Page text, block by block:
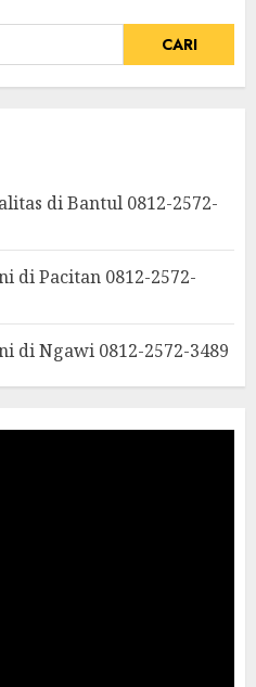
di Bantul 0812-2572-
di Pacitan 0812-2572-
di Ngawi 0812-2572-3489